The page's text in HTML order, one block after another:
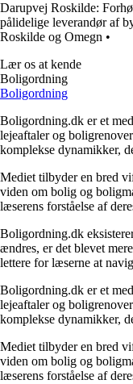
Darupvej Roskilde:
pålidelige leverandør af
Roskilde og Omegn •
Lær os at kende
Boligordning
Boligordning
Boligordning.dk er et
lejeaftaler og
komplekse dynamikker,
Mediet tilbyder en bred
viden om bolig og
læserens forståelse af
Boligordning.dk
ændres, er det blevet
lettere for læserne at
Boligordning.dk er et
lejeaftaler og
komplekse dynamikker,
Mediet tilbyder en bred
viden om bolig og
læserens forståelse af